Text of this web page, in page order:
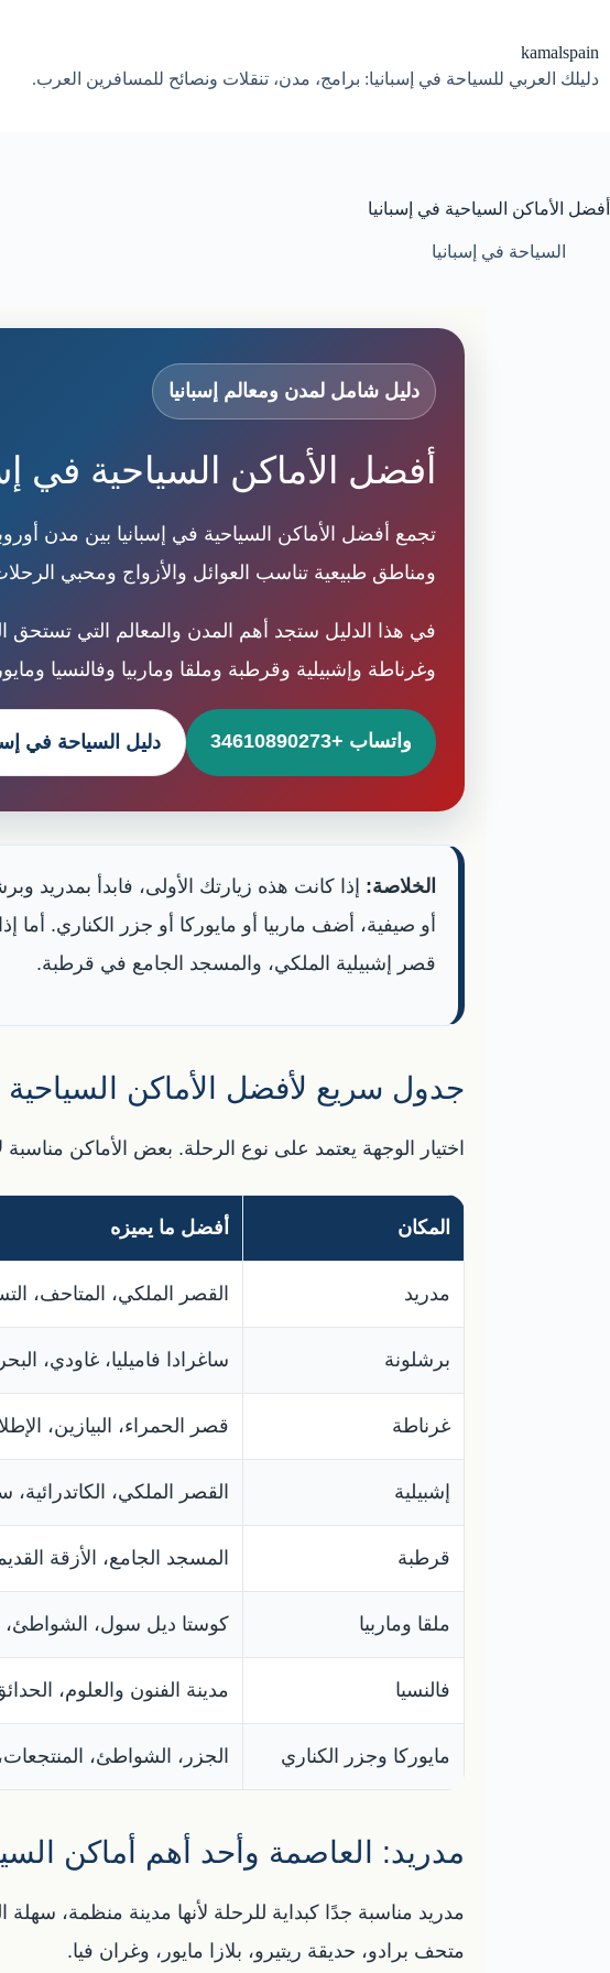
المحتوى
kamalspain
دليلك العربي للسياحة في إسبانيا: برامج، مدن، تنقلات ونصائح للمسافرين العرب.
أفضل الأماكن السياحية في إسبانيا
السياحة في إسبانيا
دليل شامل لمدن ومعالم إسبانيا
أفضل الأماكن السياحية في
تجمع أفضل الأماكن السياحية في إسبانيا بين مدن
ومناطق طبيعية تناسب العوائل والأزواج ومحبي
في هذا الدليل ستجد أهم المدن والمعالم التي
وغرناطة وإشبيلية وقرطبة وملقا وماربيا وفالنسيا
واتساب +34610890273 دليل السياحة في
الخلاصة: إذا كانت هذه زيارتك الأولى، فابدأ بمدريد
أو صيفية، أضف ماربيا أو مايوركا أو جزر الكناري. أما
قصر إشبيلية الملكي، والمسجد الجامع في قرطبة.
جدول سريع لأفضل الأماكن السياحية
اختيار الوجهة يعتمد على نوع الرحلة. بعض الأماكن
المكان أفضل ما يميزه
مدريد القصر الملكي، المتاحف،
برشلونة ساغرادا فاميليا، غاودي،
غرناطة قصر الحمراء، البيازين،
إشبيلية القصر الملكي، الكاتدرائية،
قرطبة المسجد الجامع، الأزقة
ملقا وماربيا كوستا ديل سول، الشواطئ،
فالنسيا مدينة الفنون والعلوم،
مايوركا وجزر الكناري الجزر، الشواطئ،
مدريد: العاصمة وأحد أهم أماكن
مدريد مناسبة جدًا كبداية للرحلة لأنها مدينة منظمة،
متحف برادو، حديقة ريتيرو، بلازا مايور، وغران فيا.